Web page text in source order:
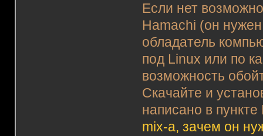
Если нет
Hamachi (он
обладатель
под Linux или по
возможность
Скачайте и
написано в
mix-а, зачем он